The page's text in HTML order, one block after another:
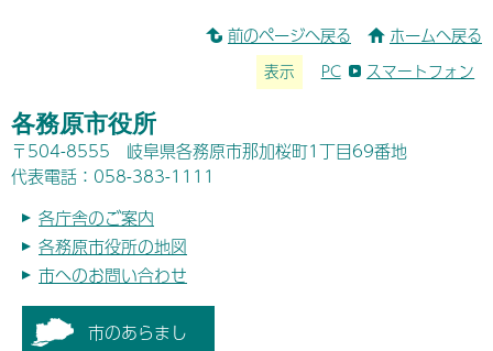
前のページへ戻る ホームへ戻る
表示 PC スマートフォン
各務原市役所
〒504-8555 岐阜県各務原市那加桜町1丁目69番地
代表電話：058-383-1111
各庁舎のご案内
各務原市役所の地図
市へのお問い合わせ
市のあらまし